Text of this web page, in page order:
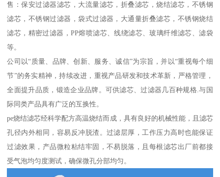
售：保安过滤器滤芯，大流量滤芯，折叠滤芯，烧结滤芯，不锈钢
滤芯，不锈钢过滤器，袋式过滤器，大通量折叠滤芯，不锈钢烧结
滤芯，精密过滤器，PP熔喷滤芯、线绕滤芯、玻璃纤维滤芯、滤袋
等。
公司以“质量、品牌、创新、服务、诚信”为宗旨，并以“重视每个细
节”的务实精神，持续改进，重视产品研发和技术革新，严格管理，
全面提升品质，锻造企业品牌。可供滤芯、过滤器几百种规格.与国
际同类产品具有广泛的互换性。
pe烧结滤芯经科学配方高温烧结而成，具有良好的机械性能，且滤芯
孔径内外相同，容易反冲脱渣。过滤层厚，工作压力高时也能保证
过滤效果，产品微粒粘结牢固，不易脱落，且每根滤芯出厂前都接
受气泡均匀度测试，确保微孔分部均匀。